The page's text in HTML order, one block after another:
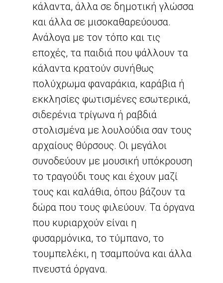
κάλαντα, άλλα σε δημοτική γλώσσα
και άλλα σε μισοκαθαρεύουσα.
Ανάλογα με τον τόπο και τις
εποχές, τα παιδιά που ψάλλουν τα
κάλαντα κρατούν συνήθως
πολύχρωμα φαναράκια, καράβια ή
εκκλησίες φωτισμένες εσωτερικά,
σιδερένια τρίγωνα ή ραβδιά
στολισμένα με λουλούδια σαν τους
αρχαίους θύρσους. Οι μεγάλοι
συνοδεύουν με μουσική υπόκρουση
το τραγούδι τους και έχουν μαζί
τους και καλάθια, όπου βάζουν τα
δώρα που τους φιλεύουν. Τα όργανα
που κυριαρχούν είναι η
φυσαρμόνικα, το τύμπανο, το
τουμπελέκι, η τσαμπούνα και άλλα
πνευστά όργανα.